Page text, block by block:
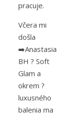
pracuje.
Včera mi
došla
➡️Anastasia
BH ? Soft
Glam a
okrem ?️
luxusného
balenia ma